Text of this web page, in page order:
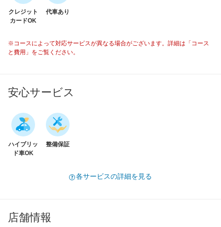
クレジット
カードOK
代車あり
※コースによって対応サービスが異なる場合がございます。詳細は「コース
と費用」をご覧ください。
安心サービス
ハイブリッ
ド車OK
整備保証
各サービスの詳細を見る
店舗情報